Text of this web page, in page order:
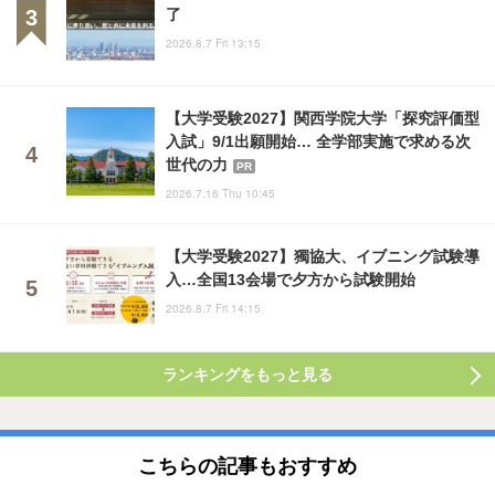
了
2026.8.7 Fri 13:15
【大学受験2027】関西学院大学「探究評価型
入試」9/1出願開始… 全学部実施で求める次
世代の力
PR
2026.7.16 Thu 10:45
【大学受験2027】獨協大、イブニング試験導
入…全国13会場で夕方から試験開始
2026.8.7 Fri 14:15
ランキングをもっと見る
こちらの記事もおすすめ